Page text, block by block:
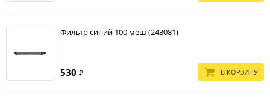
Фильтр синий 100 меш (243081)
530 ₽ В КОРЗИНУ